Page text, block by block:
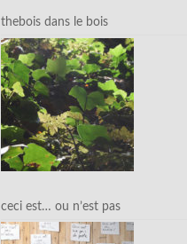
thebois dans le bois
ceci est… ou n’est pas